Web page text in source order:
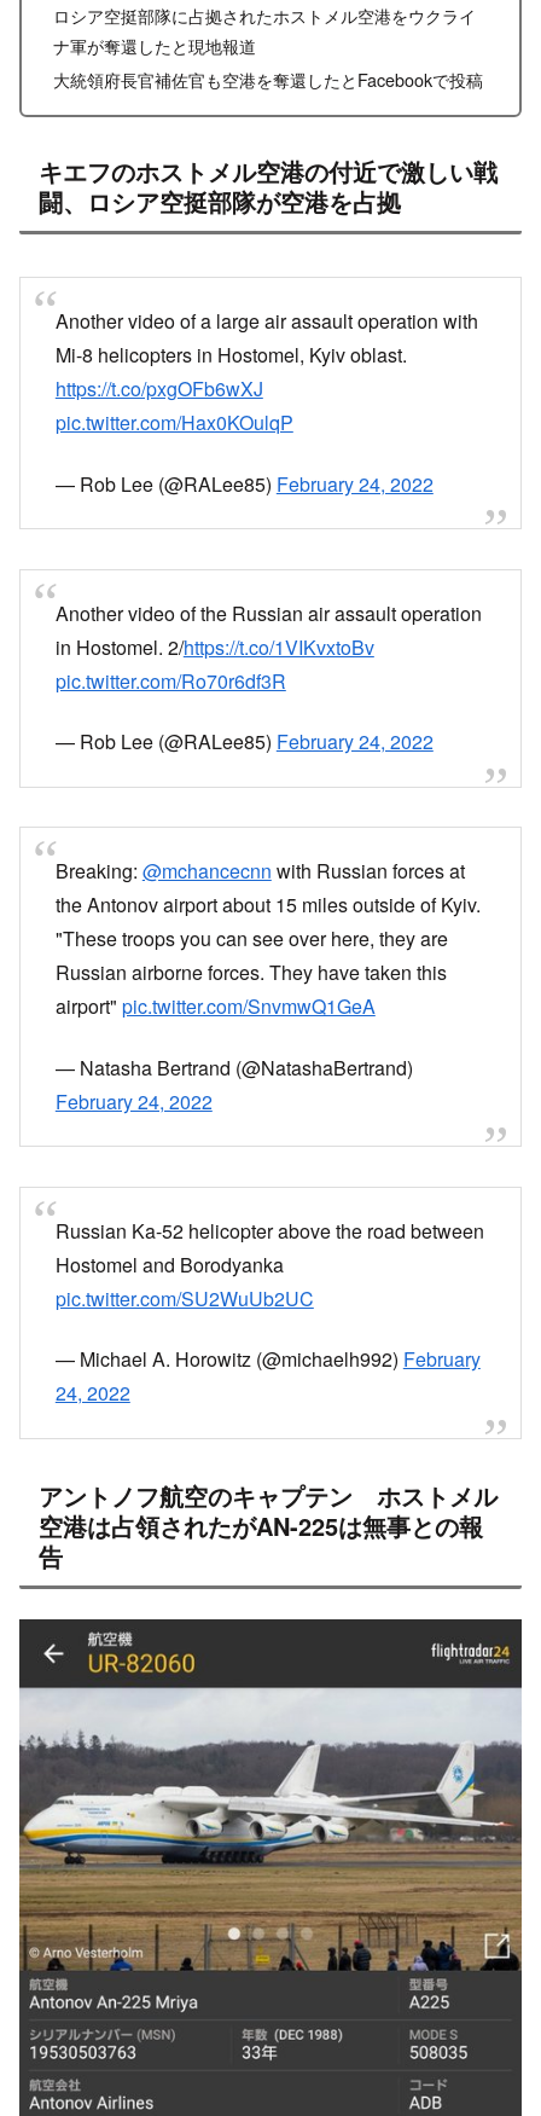
ロシア空挺部隊に占拠されたホストメル空港をウクライ
ナ軍が奪還したと現地報道
大統領府長官補佐官も空港を奪還したとFacebookで投稿
キエフのホストメル空港の付近で激しい戦
闘、ロシア空挺部隊が空港を占拠
Another video of a large air assault operation with
Mi-8 helicopters in Hostomel, Kyiv oblast.
https://t.co/pxgOFb6wXJ
pic.twitter.com/Hax0KOulqP
— Rob Lee (@RALee85) February 24, 2022
Another video of the Russian air assault operation
in Hostomel. 2/https://t.co/1VIKvxtoBv
pic.twitter.com/Ro70r6df3R
— Rob Lee (@RALee85) February 24, 2022
Breaking: @mchancecnn with Russian forces at
the Antonov airport about 15 miles outside of Kyiv.
"These troops you can see over here, they are
Russian airborne forces. They have taken this
airport" pic.twitter.com/SnvmwQ1GeA
— Natasha Bertrand (@NatashaBertrand)
February 24, 2022
Russian Ka-52 helicopter above the road between
Hostomel and Borodyanka
pic.twitter.com/SU2WuUb2UC
— Michael A. Horowitz (@michaelh992) February
24, 2022
アントノフ航空のキャプテン ホストメル
空港は占領されたがAN-225は無事との報
告